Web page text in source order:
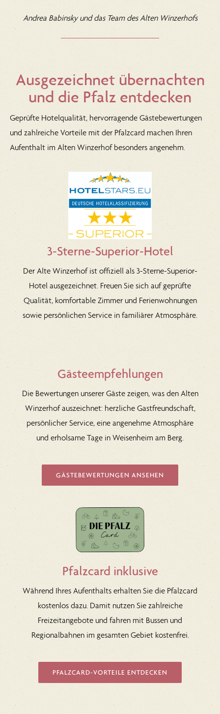
Andrea Babinsky und das Team des Alten Winzerhofs
Ausgezeichnet übernachten
und die Pfalz entdecken
Geprüfte Hotelqualität, hervorragende Gästebewertungen
und zahlreiche Vorteile mit der Pfalzcard machen Ihren
Aufenthalt im Alten Winzerhof besonders angenehm.
3-Sterne-Superior-Hotel
Der Alte Winzerhof ist offiziell als 3-Sterne-Superior-
Hotel ausgezeichnet. Freuen Sie sich auf geprüfte
Qualität, komfortable Zimmer und Ferienwohnungen
sowie persönlichen Service in familiärer Atmosphäre.
Gästeempfehlungen
Die Bewertungen unserer Gäste zeigen, was den Alten
Winzerhof auszeichnet: herzliche Gastfreundschaft,
persönlicher Service, eine angenehme Atmosphäre
und erholsame Tage in Weisenheim am Berg.
GÄSTEBEWERTUNGEN ANSEHEN
Pfalzcard inklusive
Während Ihres Aufenthalts erhalten Sie die Pfalzcard
kostenlos dazu. Damit nutzen Sie zahlreiche
Freizeitangebote und fahren mit Bussen und
Regionalbahnen im gesamten Gebiet kostenfrei.
PFALZCARD-VORTEILE ENTDECKEN